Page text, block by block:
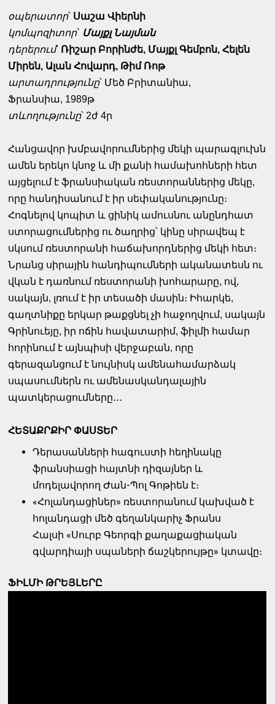
օպերատոր՝ Սաշա Վիերնի
կոմպոզիտոր` Մայքլ Նայման
դերերում՝ Ռիշար Բորինժե, Մայքլ Գեմբոն, Հելեն
Միրեն, Ալան Հովարդ, Թիմ Ռոթ
արտադրությունը՝ Մեծ Բրիտանիա,
Ֆրանսիա, 1989թ
տևողությունը՝ 2ժ 4ր
Հանցավոր խմբավորումներից մեկի պարագլուխն
ամեն երեկո կնոջ և մի քանի համախոհների հետ
այցելում է ֆրանսիական ռեստորաններից մեկը,
որը հանդիսանում է իր սեփականությունը։
Հոգնելով կոպիտ և ցինիկ ամուսնու անընդհատ
ստորացումներից ու ծաղրից՝ կինը սիրավեպ է
սկսում ռեստորանի հաճախորդներից մեկի հետ։
Նրանց սիրային հանդիպումների ականատեսն ու
վկան է դառնում ռեստորանի խոհարարը, ով,
սակայն, լռում է իր տեսածի մասին։ Իհարկե,
գաղտնիքը երկար թաքցնել չի հաջողվում, սակայն
Գրինուեյը, իր ոճին հավատարիմ, ֆիլմի համար
հորինում է այնպիսի վերջաբան, որը
գերազանցում է նույնիսկ ամենահամարձակ
սպասումներն ու ամենասկանդալային
պատկերացումները․․․
ՀԵՏԱՔՐՔԻՐ ՓԱՍՏԵՐ
Դերասանների հագուստի հեղինակը
ֆրանսիացի հայտնի դիզայներ և
մոդելավորող Ժան-Պոլ Գոթիեն է։
«Հոլանդացիներ» ռեստորանում կախված է
հոլանդացի մեծ գեղանկարիչ Ֆրանս
Հալսի «Սուրբ Գեորգի քաղաքացիական
գվարդիայի սպաների ճաշկերույթը» կտավը։
ՖԻԼՄԻ ԹՐԵՅԼԵՐԸ